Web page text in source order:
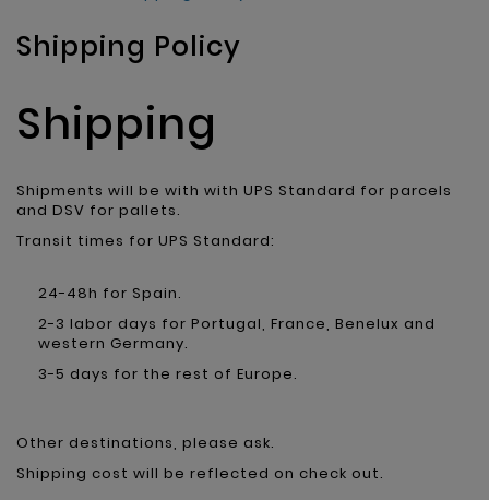
Shipping Policy
Shipping
Shipments will be with with UPS Standard for parcels
and DSV for pallets.
Transit times for UPS Standard:
24-48h for Spain.
2-3 labor days for Portugal, France, Benelux and
western Germany.
3-5 days for the rest of Europe.
Other destinations, please ask.
Shipping cost will be reflected on check out.